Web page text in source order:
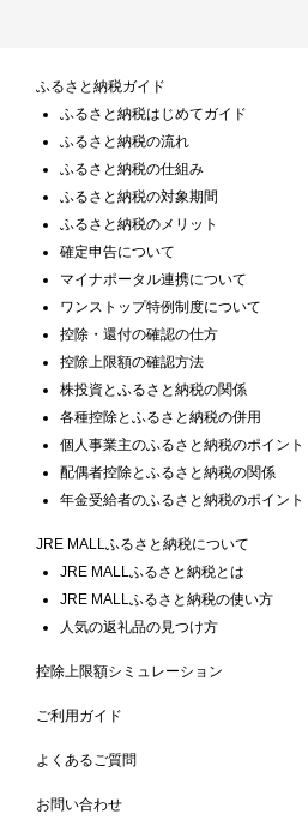
ふるさと納税ガイド
ふるさと納税はじめてガイド
ふるさと納税の流れ
ふるさと納税の仕組み
ふるさと納税の対象期間
ふるさと納税のメリット
確定申告について
マイナポータル連携について
ワンストップ特例制度について
控除・還付の確認の仕方
控除上限額の確認方法
株投資とふるさと納税の関係
各種控除とふるさと納税の併用
個人事業主のふるさと納税のポイント
配偶者控除とふるさと納税の関係
年金受給者のふるさと納税のポイント
JRE MALLふるさと納税について
JRE MALLふるさと納税とは
JRE MALLふるさと納税の使い方
人気の返礼品の見つけ方
控除上限額シミュレーション
ご利用ガイド
よくあるご質問
お問い合わせ